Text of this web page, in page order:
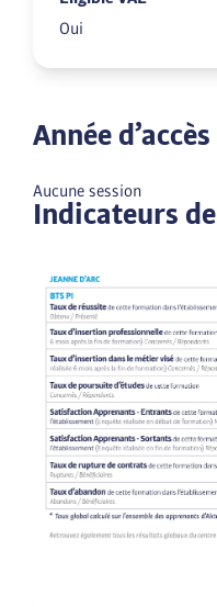
Oui
Année d’accès
Aucune session
Indicateurs